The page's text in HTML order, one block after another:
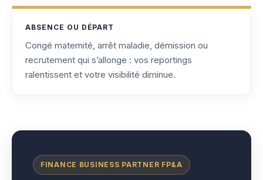
ABSENCE OU DÉPART
Congé maternité, arrêt maladie, démission ou
recrutement qui s’allonge : vos reportings
ralentissent et votre visibilité diminue.
FINANCE BUSINESS PARTNER FP&A